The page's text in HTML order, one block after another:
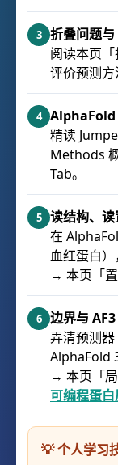
3 折叠问题与
阅读本页
评价预测方
4 AlphaFold
精读
Methods
Tab。
5 读结构、
在
血红蛋白）
→ 本页「
6 边界与 AF3
弄清预测
AlphaFold
→ 本页「
可编程蛋
💡 个人学习